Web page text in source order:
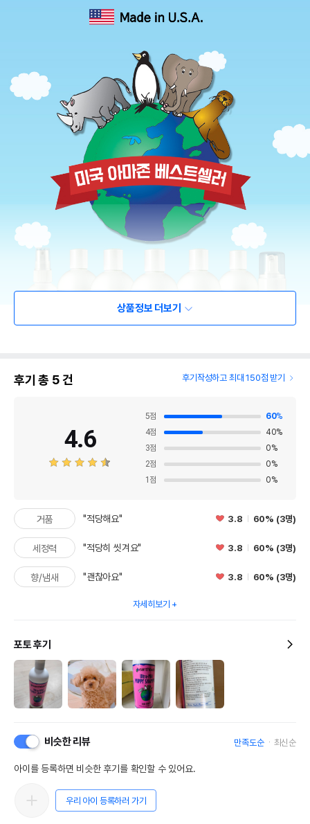
상품정보 더보기
후기 총 5건 후기작성하고 최대 150점 받기
4.6
5점 60%
4점 40%
3점 0%
2점 0%
1 점 0%
거품 "적당해요" 3.8 60% (3명)
세정력 "적당히 씻겨요" 3.8 60% (3명)
향/냄새 "괜찮아요" 3.8 60% (3명)
자세히보기
포토 후기
비슷한 리뷰 만족도순 최신순
아이를 등록하면 비슷한 후기를 확인할 수 있어요.
우리 아이 등록하러 가기